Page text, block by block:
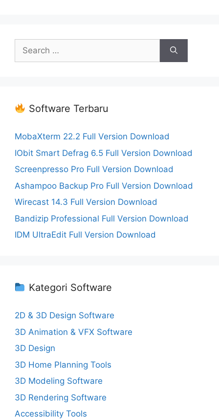
Search
for:
Software Terbaru
MobaXterm 22.2 Full Version Download
IObit Smart Defrag 6.5 Full Version Download
Screenpresso Pro Full Version Download
Ashampoo Backup Pro Full Version Download
Wirecast 14.3 Full Version Download
Bandizip Professional Full Version Download
IDM UltraEdit Full Version Download
Kategori Software
2D & 3D Design Software
3D Animation & VFX Software
3D Design
3D Home Planning Tools
3D Modeling Software
3D Rendering Software
Accessibility Tools